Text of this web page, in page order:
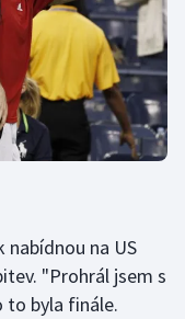
na US
"Prohrál jsem s
to byla finále.